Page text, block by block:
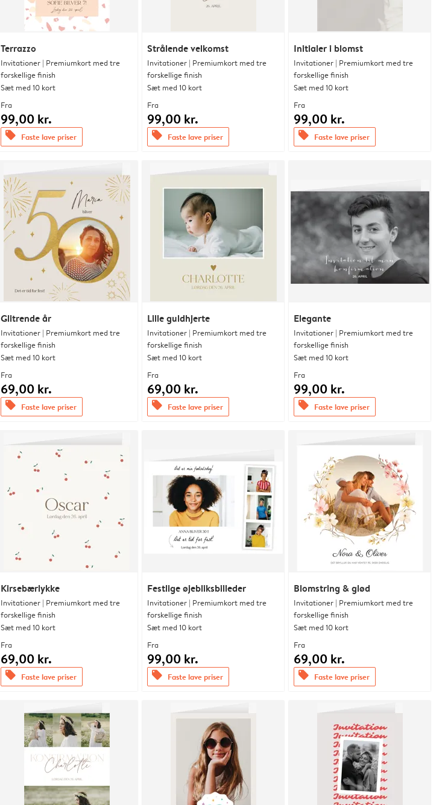
Terrazzo
Invitationer | Premiumkort med tre
forskellige finish
Sæt med 10 kort
Fra
99,00 kr.
offers Faste lave priser
Strålende velkomst
Invitationer | Premiumkort med tre
forskellige finish
Sæt med 10 kort
Fra
99,00 kr.
offers Faste lave priser
Initialer i blomst
Invitationer | Premiumkort med tre
forskellige finish
Sæt med 10 kort
Fra
99,00 kr.
offers Faste lave priser
Glitrende år
Invitationer | Premiumkort med tre
forskellige finish
Sæt med 10 kort
Fra
69,00 kr.
offers Faste lave priser
Lille guldhjerte
Invitationer | Premiumkort med tre
forskellige finish
Sæt med 10 kort
Fra
69,00 kr.
offers Faste lave priser
Elegante
Invitationer | Premiumkort med tre
forskellige finish
Sæt med 10 kort
Fra
99,00 kr.
offers Faste lave priser
Kirsebærlykke
Invitationer | Premiumkort med tre
forskellige finish
Sæt med 10 kort
Fra
69,00 kr.
offers Faste lave priser
Festlige øjebliksbilleder
Invitationer | Premiumkort med tre
forskellige finish
Sæt med 10 kort
Fra
99,00 kr.
offers Faste lave priser
Blomstring & glød
Invitationer | Premiumkort med tre
forskellige finish
Sæt med 10 kort
Fra
69,00 kr.
offers Faste lave priser